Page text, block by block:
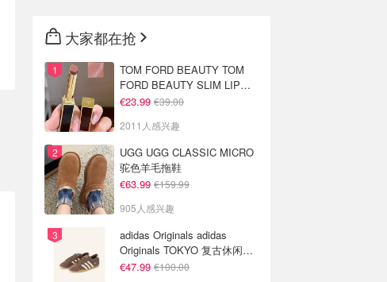
大家都在抢
TOM FORD BEAUTY TOM
FORD BEAUTY SLIM LIP
COLOR SHINE 口红 open
€23.99 €39.00
2011人感兴趣
UGG UGG CLASSIC MICRO
驼色羊毛拖鞋
€63.99 €159.99
905人感兴趣
adidas Originals adidas
Originals TOKYO 复古休闲鞋
深棕色
€47.99 €100.00